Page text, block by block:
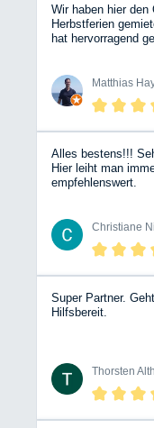
Wir haben hier den
Herbstferien
hat hervorragend
Matthias
Alles bestens!!!
Hier leiht man
empfehlenswert.
Christiane
Super Partner.
Hilfsbereit.
Thorsten